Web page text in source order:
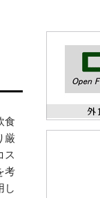
食
厳
ス
考
し